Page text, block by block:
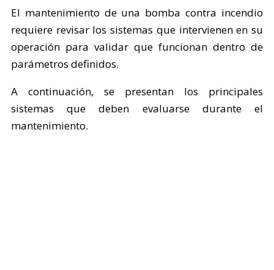
El mantenimiento de una bomba contra incendio
requiere revisar los sistemas que intervienen en su
operación para validar que funcionan dentro de
parámetros definidos.
A continuación, se presentan los principales
sistemas que deben evaluarse durante el
mantenimiento.